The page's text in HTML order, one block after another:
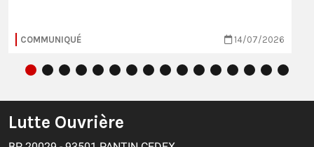
COMMUNIQUÉ 14/07/2026
Lutte Ouvrière